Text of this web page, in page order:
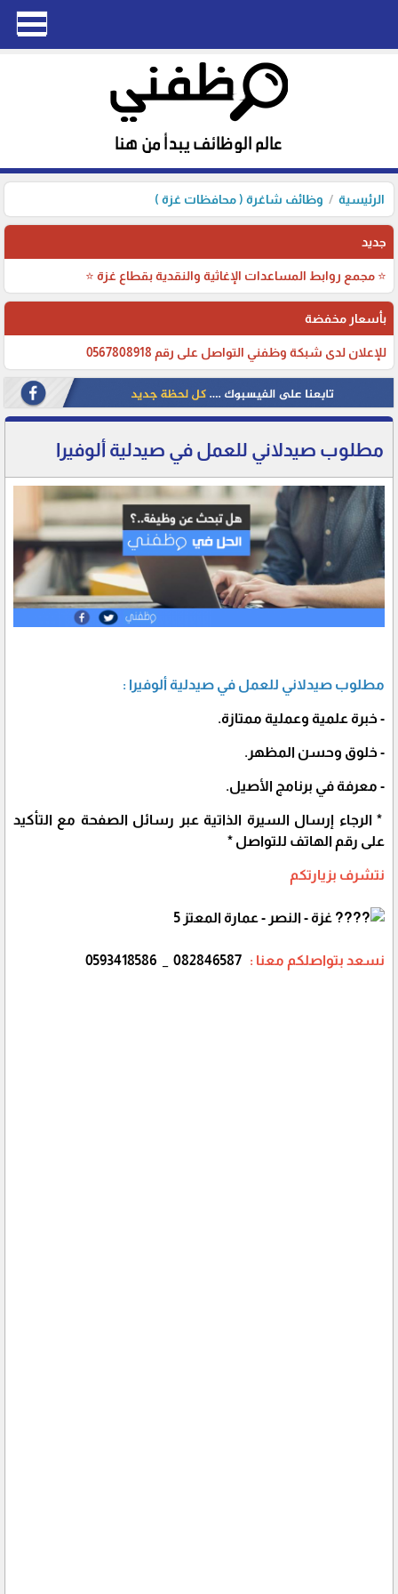
الرئيسية وظائف شاغرة ( محافظات غزة )
جديد
⭐ مجمع روابط المساعدات الإغاثية والنقدية بقطاع غزة ⭐
بأسعار مخفضة
للإعلان لدى شبكة وظفني التواصل على رقم 0567808918
مطلوب صيدلاني للعمل في صيدلية ألوفيرا
مطلوب صيدلاني للعمل في صيدلية ألوفيرا :
- خبرة علمية وعملية ممتازة.
- خلوق وحسن المظهر.
- معرفة في برنامج الأصيل.
* الرجاء إرسال السيرة الذاتية عبر رسائل الصفحة مع التأكيد
على رقم الهاتف للتواصل *
نتشرف بزيارتكم
غزة - النصر - عمارة المعتز 5
نسعد بتواصلكم معنا :